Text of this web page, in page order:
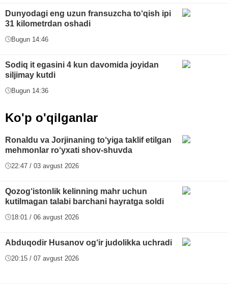
Dunyodagi eng uzun fransuzcha to‘qish ipi
31 kilometrdan oshadi
Bugun 14:46
Sodiq it egasini 4 kun davomida joyidan
siljimay kutdi
Bugun 14:36
Ko'p o'qilganlar
Ronaldu va Jorjinaning to‘yiga taklif etilgan
mehmonlar ro‘yxati shov-shuvda
22:47 / 03 avgust 2026
Qozog‘istonlik kelinning mahr uchun
kutilmagan talabi barchani hayratga soldi
18:01 / 06 avgust 2026
Abduqodir Husanov og‘ir judolikka uchradi
20:15 / 07 avgust 2026